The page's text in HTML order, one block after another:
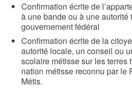
Confirmation écrite de
à une bande ou à une
gouvernement fédéral
Confirmation écrite de la
autorité locale, un conseil ou
scolaire métisse sur les terres
nation métisse reconnu par le
Métis.